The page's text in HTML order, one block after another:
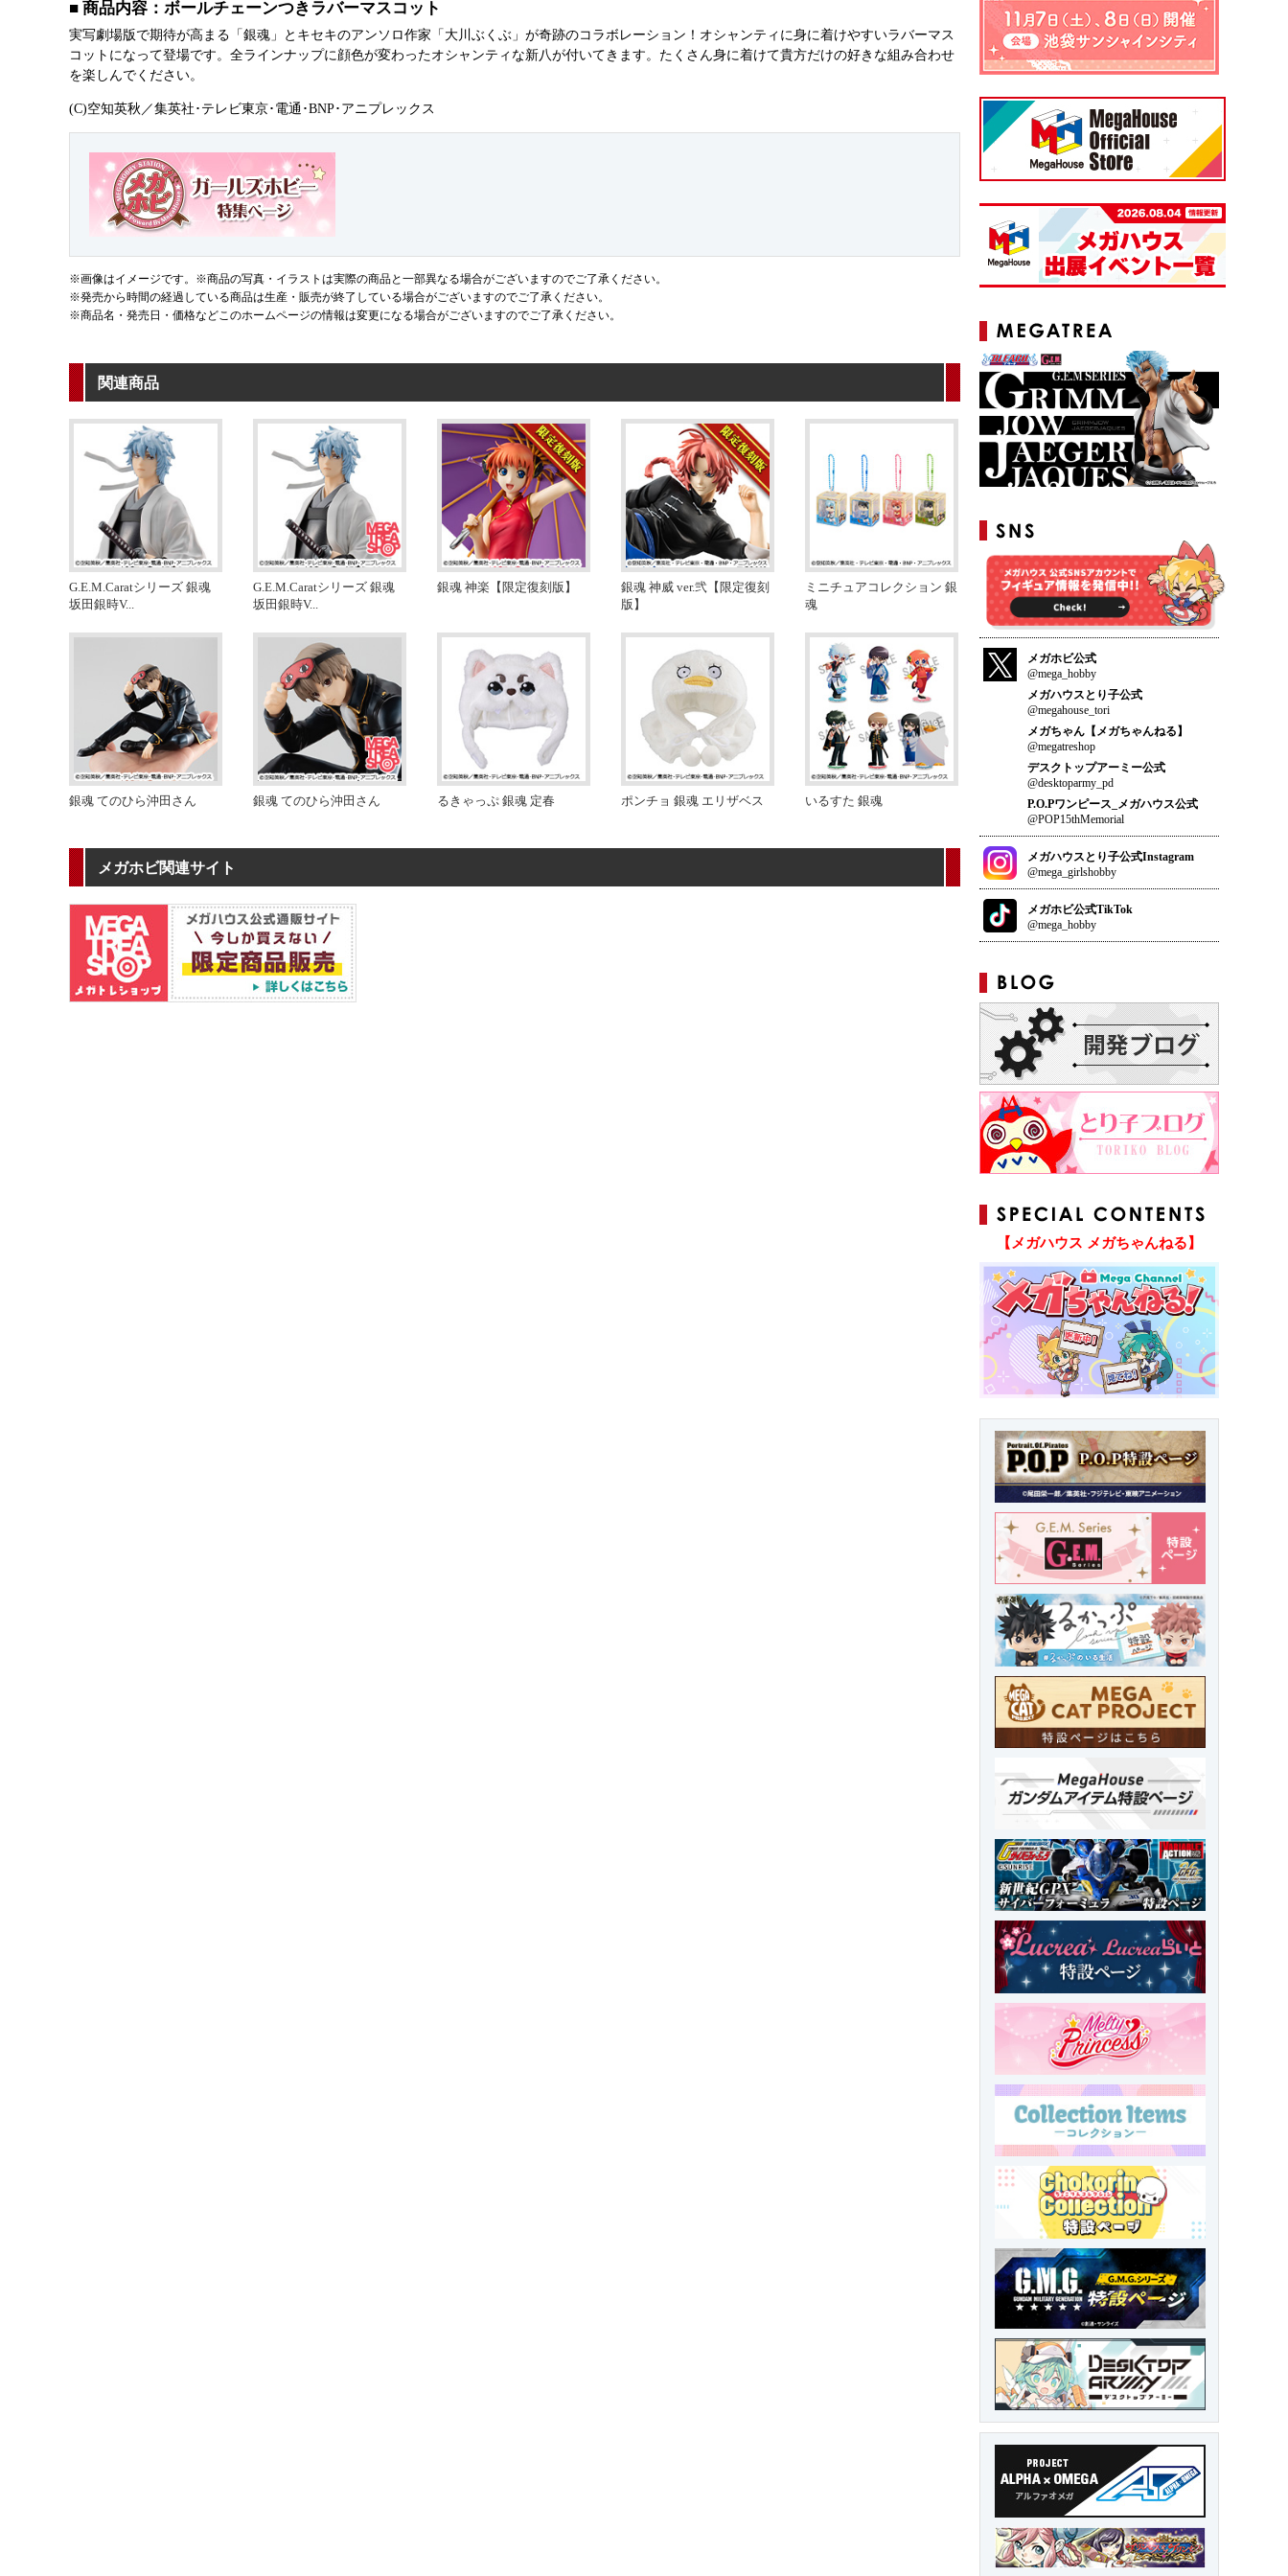
■ 商品内容：ボールチェーンつきラバーマスコット
実写劇場版で期待が高まる「銀魂」とキセキのアンソロ作家「大川ぶくぶ」が奇跡のコラボレーション！オシャンティに身に着けやすいラバーマス
コットになって登場です。全ラインナップに顔色が変わったオシャンティな新八が付いてきます。たくさん身に着けて貴方だけの好きな組み合わせ
を楽しんでください。
(C)空知英秋／集英社･テレビ東京･電通･BNP･アニプレックス
※画像はイメージです。※商品の写真・イラストは実際の商品と一部異なる場合がございますのでご了承ください。
※発売から時間の経過している商品は生産・販売が終了している場合がございますのでご了承ください。
※商品名・発売日・価格などこのホームページの情報は変更になる場合がございますのでご了承ください。
関連商品
G.E.M.Caratシリーズ 銀魂
坂田銀時V...
G.E.M.Caratシリーズ 銀魂
坂田銀時V...
銀魂 神楽【限定復刻版】
銀魂 神威 ver.弐【限定復刻
版】
ミニチュアコレクション 銀
魂
銀魂 てのひら沖田さん 銀魂 てのひら沖田さん るきゃっぷ 銀魂 定春 ポンチョ 銀魂 エリザベス いるすた 銀魂
メガホビ関連サイト
メガホビ公式
@mega_hobby
メガハウスとり子公式
@megahouse_tori
メガちゃん【メガちゃんねる】
@megatreshop
デスクトップアーミー公式
@desktoparmy_pd
P.O.Pワンピース_メガハウス公式
@POP15thMemorial
メガハウスとり子公式Instagram
@mega_girlshobby
メガホビ公式TikTok
@mega_hobby
【メガハウス メガちゃんねる】